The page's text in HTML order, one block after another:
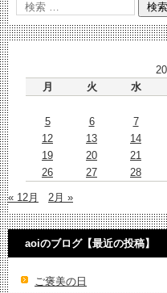
月
火 水
5
6 7
12
13 14
19
20 21
26
27 28
« 12月 2月 »
aoiのブログ【最近の投稿】
ご褒美の日